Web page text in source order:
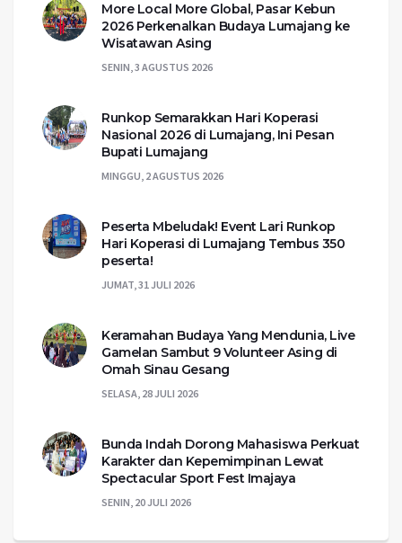
More Local More Global, Pasar Kebun
2026 Perkenalkan Budaya Lumajang ke
Wisatawan Asing
SENIN, 3 AGUSTUS 2026
Runkop Semarakkan Hari Koperasi
Nasional 2026 di Lumajang, Ini Pesan
Bupati Lumajang
MINGGU, 2 AGUSTUS 2026
Peserta Mbeludak! Event Lari Runkop
Hari Koperasi di Lumajang Tembus 350
peserta!
JUMAT, 31 JULI 2026
Keramahan Budaya Yang Mendunia, Live
Gamelan Sambut 9 Volunteer Asing di
Omah Sinau Gesang
SELASA, 28 JULI 2026
Bunda Indah Dorong Mahasiswa Perkuat
Karakter dan Kepemimpinan Lewat
Spectacular Sport Fest Imajaya
SENIN, 20 JULI 2026